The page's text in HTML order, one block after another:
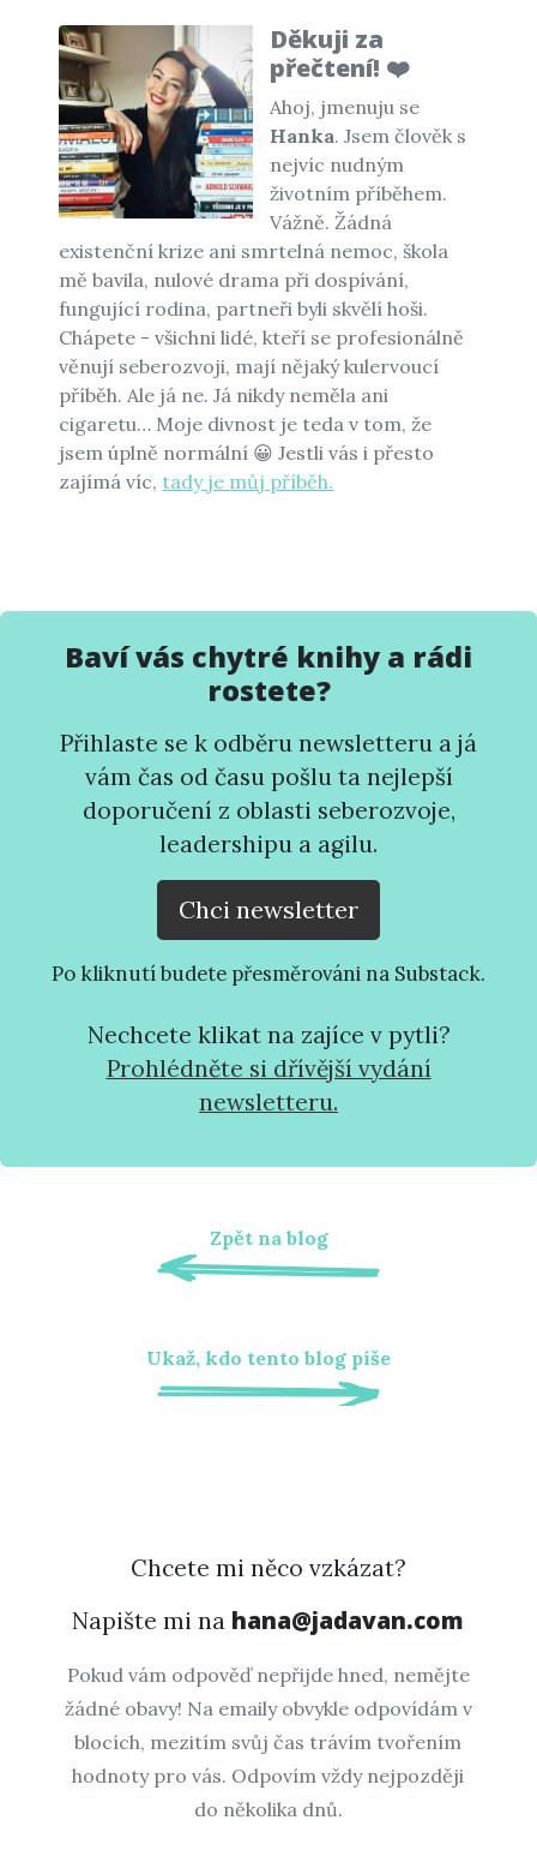
Děkuji za
přečtení! ❤️
Ahoj, jmenuju se
Hanka. Jsem člověk s
nejvíc nudným
životním příběhem.
Vážně. Žádná
existenční krize ani smrtelná nemoc, škola
mě bavila, nulové drama při dospívání,
fungující rodina, partneři byli skvělí hoši.
Chápete - všichni lidé, kteří se profesionálně
věnují seberozvoji, mají nějaký kulervoucí
příběh. Ale já ne. Já nikdy neměla ani
cigaretu… Moje divnost je teda v tom, že
jsem úplně normální 😀 Jestli vás i přesto
zajímá víc, tady je můj příběh.
Baví vás chytré knihy a rádi
rostete?
Přihlaste se k odběru newsletteru a já
vám čas od času pošlu ta nejlepší
doporučení z oblasti seberozvoje,
leadershipu a agilu.
Chci newsletter
Po kliknutí budete přesměrováni na Substack.
Nechcete klikat na zajíce v pytli?
Prohlédněte si dřívější vydání
newsletteru.
Zpět na blog
Ukaž, kdo tento blog píše
Chcete mi něco vzkázat?
Napište mi na hana@jadavan.com
Pokud vám odpověď nepřijde hned, nemějte
žádné obavy! Na emaily obvykle odpovídám v
blocích, mezitím svůj čas trávím tvořením
hodnoty pro vás. Odpovím vždy nejpozději
do několika dnů.